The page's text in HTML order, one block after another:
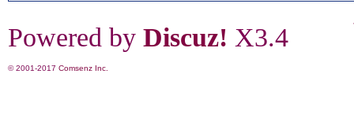
Powered by Discuz! X3.4
© 2001-2017 Comsenz Inc.